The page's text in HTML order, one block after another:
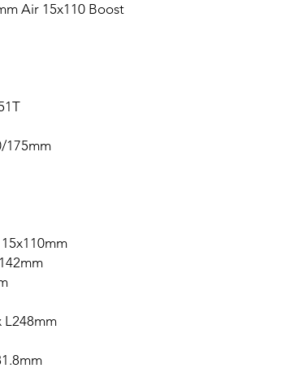
Air 15x110 Boost
175mm
L248mm